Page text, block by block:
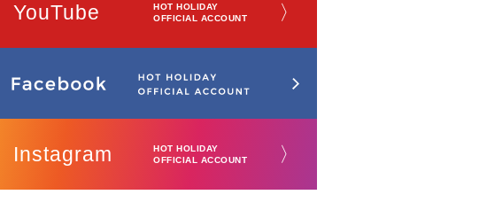
YouTube
HOT HOLIDAY
OFFICIAL ACCOUNT
〉
Instagram
HOT HOLIDAY
OFFICIAL ACCOUNT
〉